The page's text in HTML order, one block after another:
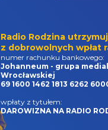
Radio Rodzina
z dobrowolnych wpłat
numer rachunku bankowego:
Johanneum - grupa
Wrocławskiej
69 1600 1462 1813 6262
wpłaty z tytułem:
DAROWIZNA NA RADIO